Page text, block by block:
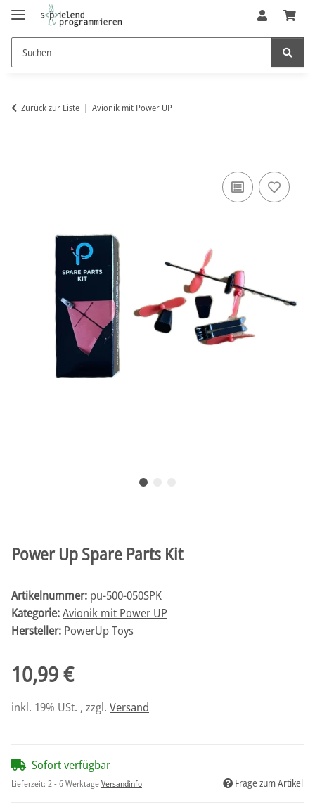
Zurück zur Liste Avionik mit Power UP
Power Up Spare Parts Kit
Artikelnummer: pu-500-050SPK
Kategorie:Avionik mit Power UP
Hersteller: PowerUp Toys
10,99 €
inkl. 19% USt. , zzgl. Versand
Sofort verfügbar
Lieferzeit: 2 - 6 WerktageVersandinfo Frage zum Artikel